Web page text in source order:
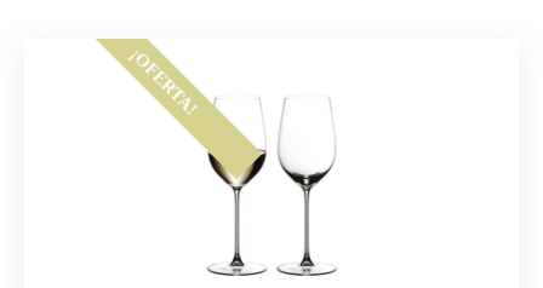
¡OFERTA!